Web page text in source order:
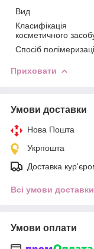
Вид
Класифікація
косметичного
Спосіб
Приховати
Умови доставки
Нова Пошта
Укрпошта
Доставка
Всі умови доставки
Умови оплати